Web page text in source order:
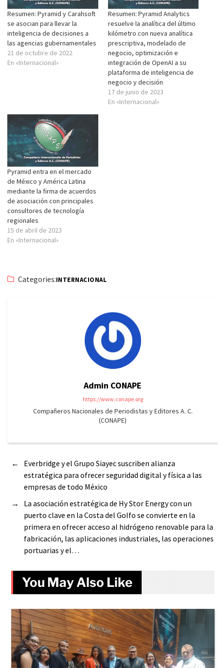
Resumen: Pyramid y Carahsoft
se asocian para llevar la
inteligencia de decisiones a
las agencias gubernamentales
21 de octubre de 2022
En «Internacional»
Resumen: Pyramid Analytics
resuelve la analítica del último
kilómetro con nueva analítica
prescriptiva, modelado de
negocio, optimización e
integración de OpenAI a su
plataforma de inteligencia de
negocio y decisión
17 de junio de 2023
En «Internacional»
Pyramid entra en el mercado
de México y América Latina
mediante la firma de acuerdos
de asociación con principales
consultores de tecnología
regionales
15 de abril de 2023
En «Internacional»
Categories:INTERNACIONAL
Admin CONAPE
https://www.conape.org
Compañeros Nacionales de Periodistas y Editores A. C.
(CONAPE)
←
Everbridge y el Grupo Siayec suscriben alianza
estratégica para ofrecer seguridad digital y física a las
empresas de todo México
→
La asociación estratégica de Hy Stor Energy con un
puerto clave en la Costa del Golfo se convierte en la
primera en ofrecer acceso al hidrógeno renovable para la
fabricación, las aplicaciones industriales, las operaciones
portuarias y el…
You May Also Like